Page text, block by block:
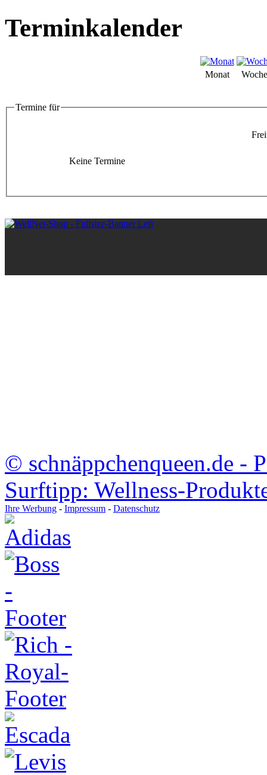
Terminkalender
Monat Woche
Termine für
Keine Termine
© schnäppchenqueen.de -
Surftipp: Wellness-
Ihre Werbung - Impressum - Datenschutz